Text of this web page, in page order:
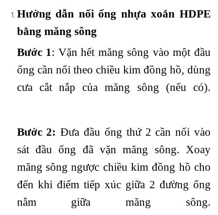
Hướng dẫn nối ống nhựa xoắn HDPE
bằng măng sông
Bước 1: Vặn hết măng sông vào một đầu
ống cần nối theo chiều kim đồng hồ, dùng
cưa cắt nắp của măng sông (nếu có).
Bước 2: Đưa đầu ống thứ 2 cần nối vào
sát đầu ống đã vặn măng sông. Xoay
măng sông ngược chiều kim đồng hồ cho
đến khi điểm tiếp xúc giữa 2 đường ống
nằm giữa măng sông.